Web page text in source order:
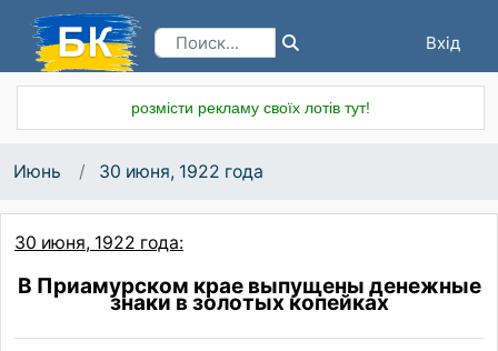
Вхід
розмісти рекламу своїх лотів тут!
Июнь 30 июня, 1922 года
30 июня, 1922 года:
В Приамурском крае выпущены денежные
знаки в золотых копейках